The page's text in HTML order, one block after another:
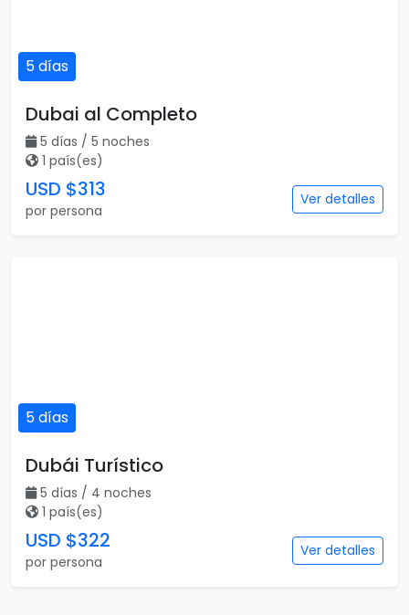
5 días
Dubai al Completo
5 días / 5 noches
1 país(es)
USD $313
por persona
Ver detalles
5 días
Dubái Turístico
5 días / 4 noches
1 país(es)
USD $322
por persona
Ver detalles